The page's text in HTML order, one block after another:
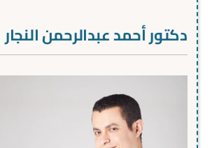
دكتور أحمد عبدالرحمن النجار